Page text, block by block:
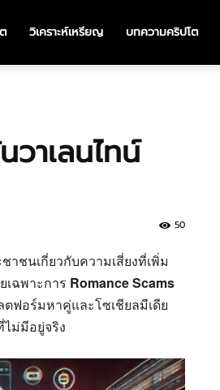
วิเคราะห์เหรียญ บทความคริปโต
วาเลนไทน์
50
าชนเกี่ยวกับความเสี่ยงที่เพิ่ม
เฉพาะการ Romance Scams
ฟอร์มหาคู่และโซเชียลมีเดีย
ม่มีอยู่จริง